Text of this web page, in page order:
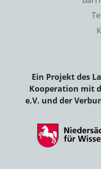
Ein Projekt des
Kooperation mit
e.V. und der